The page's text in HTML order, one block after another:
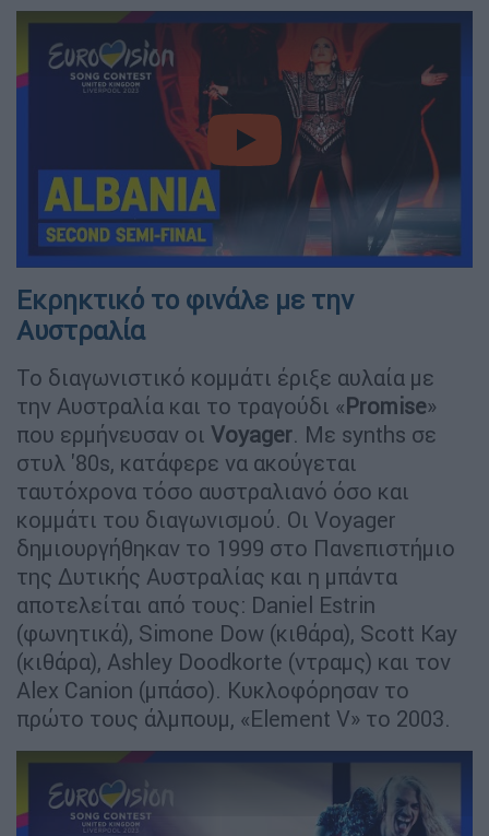
video
Εκρηκτικό το φινάλε με την
Αυστραλία
Το διαγωνιστικό κομμάτι έριξε αυλαία με
την Αυστραλία και το τραγούδι « Promise»
που ερμήνευσαν οι Voyager. Με synths σε
στυλ '80s, κατάφερε να ακούγεται
ταυτόχρονα τόσο αυστραλιανό όσο και
κομμάτι του διαγωνισμού. Οι Voyager
δημιουργήθηκαν το 1999 στο Πανεπιστήμιο
της Δυτικής Αυστραλίας και η μπάντα
αποτελείται από τους: Daniel Estrin
(φωνητικά), Simone Dow (κιθάρα), Scott Kay
(κιθάρα), Ashley Doodkorte (ντραμς) και τον
Alex Canion (μπάσο). Κυκλοφόρησαν το
πρώτο τους άλμπουμ, «Element V» το 2003.